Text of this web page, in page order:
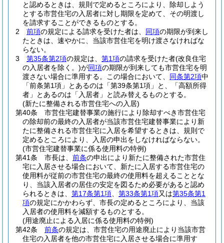
と認めるときは、規則で定めるところにより、除却しよう
とする市営住宅の入居者に対し期限を定めて、その明渡し
を請求することができるものとする。
2
前項の規定による請求を受けた者は、 同項の期限が到来し
たときは、速やかに、当該市営住宅を明け渡さなければな
らない。
3
第35条第2項の規定は、 第1項の請求を受けた者(改良住宅
の入居者を除く。)が同項の期限が到来しても市営住宅を明
渡さない場合に準用する。
この場合において、 同条第2項中
「前条第1項」とあるのは「第39条第1項」と、「高額所得
者」とあるのは「入居者」と読み替えるものとする。
(新たに整備される市営住宅への入居)
第40条
市営住宅建替事業の施行により除却すべき市営住宅
の除却前の最終の入居者が当該市営住宅建替事業により新
たに整備される市営住宅に入居を希望するときは、規則で
定めるところにより、入居の申出をしなければならない。
(市営住宅建替事業に係る使用料の特例)
第41条
市長は、 前条の申出により新たに整備された市営住
宅に入居させる場合において、新たに入居する市営住宅の
使用料が従前の市営住宅の最終の使用料を超えることとな
り、当該入居者の居住の安定を図るため必要があると認め
られるときは、 第17条第1項 第33条第1項又は第35条第1
項の規定にかかわらず、市長の定めるところにより、当該
入居者の使用料を減額するものとする。
(用途廃止による入居に係る使用料の特例)
第42条
前条の規定は、市営住宅の用途廃止により当該市営
住宅の入居者を他の市営住宅に入居させる場合に準用す